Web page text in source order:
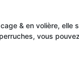
& en volière, elle
vous